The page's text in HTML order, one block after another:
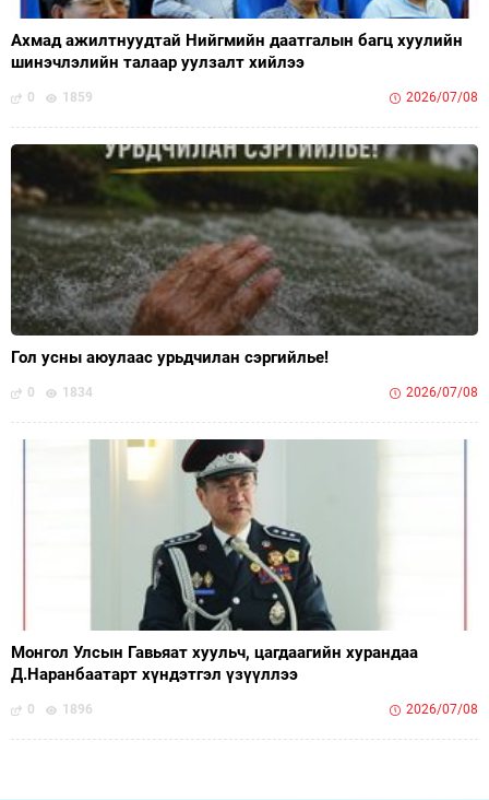
Ахмад ажилтнуудтай Нийгмийн даатгалын багц хуулийн
шинэчлэлийн талаар уулзалт хийлээ
0 1859 2026/07/08
Гол усны аюулаас урьдчилан сэргийлье!
0 1834 2026/07/08
Монгол Улсын Гавьяат хуульч, цагдаагийн хурандаа
Д.Наранбаатарт хүндэтгэл үзүүллээ
0 1896 2026/07/08